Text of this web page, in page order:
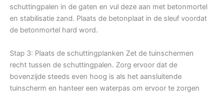
schuttingpalen in de gaten en vul deze aan met betonmortel
en stabilisatie zand. Plaats de betonplaat in de sleuf voordat
de betonmortel hard word.
Stap 3: Plaats de schuttingplanken Zet de tuinschermen
recht tussen de schuttingpalen. Zorg ervoor dat de
bovenzijde steeds even hoog is als het aansluitende
tuinscherm en hanteer een waterpas om ervoor te zorgen